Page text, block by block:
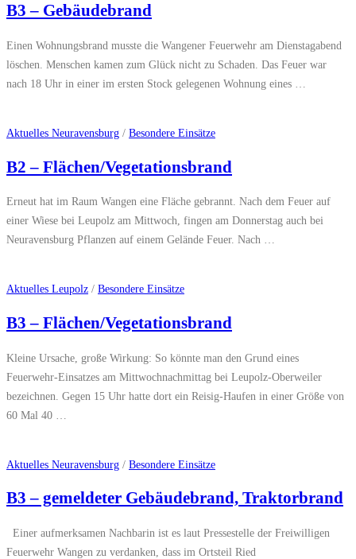
B3 – Gebäudebrand
Einen Wohnungsbrand musste die Wangener Feuerwehr am Dienstagabend
löschen. Menschen kamen zum Glück nicht zu Schaden. Das Feuer war
nach 18 Uhr in einer im ersten Stock gelegenen Wohnung eines …
Aktuelles Neuravensburg / Besondere Einsätze
B2 – Flächen/Vegetationsbrand
Erneut hat im Raum Wangen eine Fläche gebrannt. Nach dem Feuer auf
einer Wiese bei Leupolz am Mittwoch, fingen am Donnerstag auch bei
Neuravensburg Pflanzen auf einem Gelände Feuer. Nach …
Aktuelles Leupolz / Besondere Einsätze
B3 – Flächen/Vegetationsbrand
Kleine Ursache, große Wirkung: So könnte man den Grund eines
Feuerwehr-Einsatzes am Mittwochnachmittag bei Leupolz-Oberweiler
bezeichnen. Gegen 15 Uhr hatte dort ein Reisig-Haufen in einer Größe von
60 Mal 40 …
Aktuelles Neuravensburg / Besondere Einsätze
B3 – gemeldeter Gebäudebrand, Traktorbrand
Einer aufmerksamen Nachbarin ist es laut Pressestelle der Freiwilligen
Feuerwehr Wangen zu verdanken, dass im Ortsteil Ried